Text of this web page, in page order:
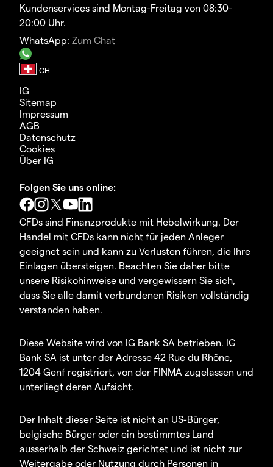
Kundenservices sind Montag-Freitag von 08:30-
20:00 Uhr.
WhatsApp: Zum Chat
IG
Sitemap
Impressum
AGB
Datenschutz
Cookies
Über IG
Folgen Sie uns online:
CFDs sind Finanzprodukte mit Hebelwirkung. Der
Handel mit CFDs kann nicht für jeden Anleger
geeignet sein und kann zu Verlusten führen, die Ihre
Einlagen übersteigen. Beachten Sie daher bitte
unsere Risikohinweise und vergewissern Sie sich,
dass Sie alle damit verbundenen Risiken vollständig
verstanden haben.
Diese Website wird von IG Bank SA betrieben. IG
Bank SA ist unter der Adresse 42 Rue du Rhône,
1204 Genf registriert, von der FINMA zugelassen und
unterliegt deren Aufsicht.
Der Inhalt dieser Seite ist nicht an US-Bürger,
belgische Bürger oder ein bestimmtes Land
ausserhalb der Schweiz gerichtet und ist nicht zur
Weitergabe oder Nutzung durch Personen in